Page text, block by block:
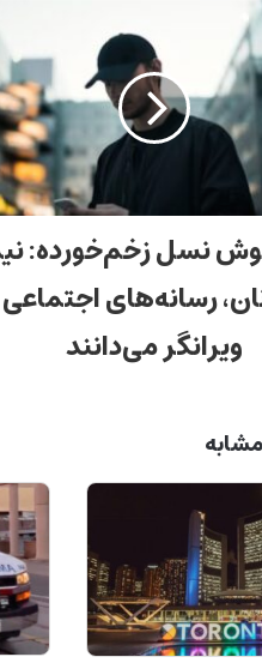
نسل زخم‌خورده:
رسانه‌های اجتماعی
ویرانگر می‌دانند